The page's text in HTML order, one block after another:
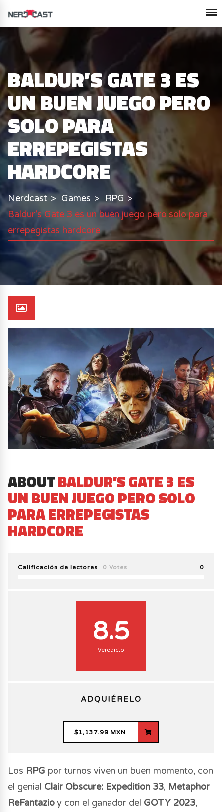
BALDUR’S GATE 3 ES
UN BUEN JUEGO PERO
SOLO PARA
ERREPEGISTAS
HARDCORE
Nerdcast Games
RPG
Baldur’s Gate 3 es un buen juego pero solo para
errepegistas hardcore
ABOUTBALDUR’S GATE 3 ES
UN BUEN JUEGO PERO SOLO
PARA ERREPEGISTAS
HARDCORE
Calificación de lectores 0 Votes 0
8.5
Veredicto
ADQUIÉRELO
$1,137.99 MXN
Los RPG por turnos viven un buen momento, con
el genial Clair Obscure: Expedition 33, Metaphor
ReFantazio y con el ganador del GOTY 2023,